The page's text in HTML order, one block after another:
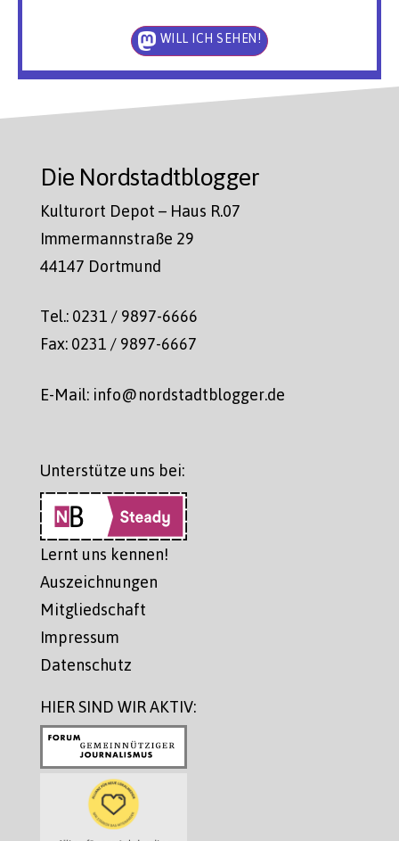
WILL ICH SEHEN!
Die Nordstadtblogger
Kulturort Depot – Haus R.07
Immermannstraße 29
44147 Dortmund
Tel.: 0231 / 9897-6666
Fax: 0231 / 9897-6667
E-Mail: info@nordstadtblogger.de
Unterstütze uns bei:
Lernt uns kennen!
Auszeichnungen
Mitgliedschaft
Impressum
Datenschutz
HIER SIND WIR AKTIV: